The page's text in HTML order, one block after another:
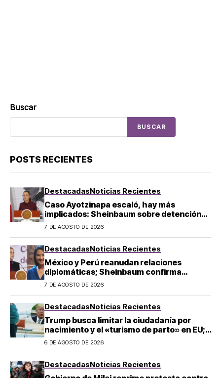
Buscar
BUSCAR
POSTS RECIENTES
DestacadasNoticias Recientes
Caso Ayotzinapa escaló, hay más
implicados: Sheinbaum sobre detención
de Ángel Aguirre
7 DE AGOSTO DE 2026
DestacadasNoticias Recientes
México y Perú reanudan relaciones
diplomáticas; Sheinbaum confirma
llegada de Betssy Chávez al país
7 DE AGOSTO DE 2026
DestacadasNoticias Recientes
Trump busca limitar la ciudadanía por
nacimiento y el «turismo de parto» en EU;
¿a quién afecta?
6 DE AGOSTO DE 2026
DestacadasNoticias Recientes